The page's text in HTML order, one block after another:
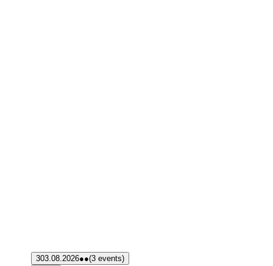
303.08.2026●●(3 events)